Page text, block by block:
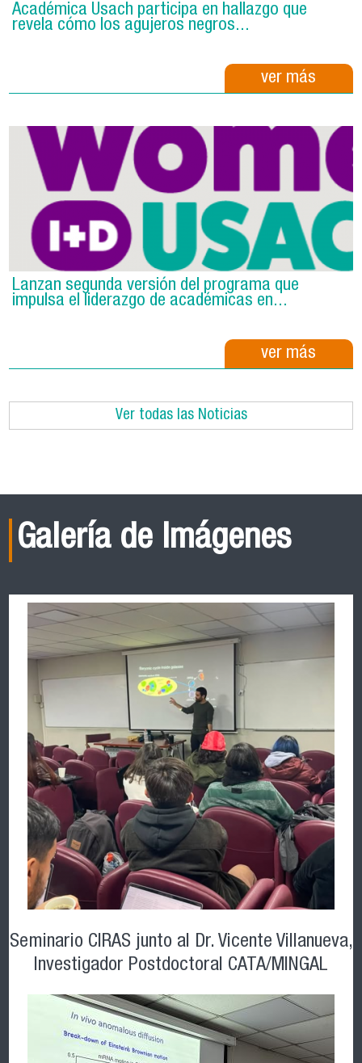
Académica Usach participa en hallazgo que
revela cómo los agujeros negros...
ver más
Lanzan segunda versión del programa que
impulsa el liderazgo de académicas en...
ver más
Ver todas las Noticias
Galería de Imágenes
Seminario CIRAS junto al Dr. Vicente Villanueva,
Investigador Postdoctoral CATA/MINGAL